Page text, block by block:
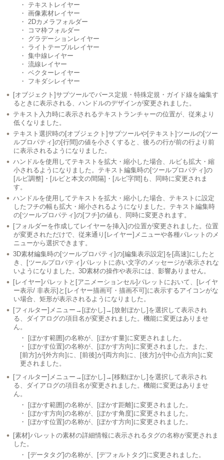
・ テキストレイヤー
・ 画像素材レイヤー
・ 2Dカメラフォルダー
・ コマ枠フォルダー
・ グラデーションレイヤー
・ ライトテーブルレイヤー
・ 集中線レイヤー
・ 流線レイヤー
・ ベクターレイヤー
・ フキダシレイヤー
[オブジェクト]サブツールでパース定規・特殊定規・ガイド線を編集す
るときに表示される、ハンドルのデザインが変更されました。
テキスト入力時に表示されるテキストランチャーの位置が、従来より
低くなりました。
テキスト選択時の[オブジェクト]サブツールや[テキスト]ツールの[ツー
ルプロパティ]の[行間]の値を小さくすると、後ろの行が前の行より前
に表示されるようになりました。
ハンドルを使用してテキストを拡大・縮小した場合、ルビも拡大・縮
小されるようになりました。テキスト編集時の[ツールプロパティ]の
[ルビ調整]・[ルビと本文の間隔]・[ルビ字間]も、同時に変更されま
す。
ハンドルを使用してテキストを拡大・縮小した場合、テキストに設定
したフチの幅も拡大・縮小されるようになりました。テキスト編集時
の[ツールプロパティ]の[フチ]の値も、同時に変更されます。
[フォルダーを作成してレイヤーを挿入]の位置が変更されました。位置
が変更されただけで、従来通り[レイヤー]メニューや各種パレットのメ
ニューから選択できます。
3D素材編集時の[ツールプロパティ]の[編集表示設定]を[高速]にしたと
き、[ツールプロパティ]パレットに赤い文字のメッセージが表示されな
いようになりました。3D素材の操作や表示には、影響ありません。
[レイヤー]パレットと[アニメーションセル]パレットにおいて、[レイヤ
ー表示/ 非表示]と[レイヤー描画可・描画不可]に表示するアイコンがな
い場合、矩形が表示されるようになりました。
[フィルター]メニュー→[ぼかし]→[放射ぼかし]を選択して表示され
る、ダイアログの項目名が変更されました。機能に変更はありませ
ん。
・ [ぼかす範囲]の名称が、[ぼかす量]に変更されました。
・ [ぼかす位置]の名称が、[ぼかす方向]に変更されました。また、
[前方]が[外方向]に、[前後]が[両方向]に、[後方]が[中心点方向]に変
更されました。
[フィルター]メニュー→[ぼかし]→[移動ぼかし]を選択して表示され
る、ダイアログの項目名が変更されました。機能に変更はありませ
ん。
・ [ぼかす範囲]の名称が、[ぼかす距離]に変更されました。
・ [ぼかす方向]の名称が、[ぼかす角度]に変更されました。
・ [ぼかす位置]の名称が、[ぼかす方向]に変更されました。
[素材]パレットの素材の詳細情報に表示されるタグの名称が変更されま
した。
・ [データタグ]の名称が、[デフォルトタグ]に変更されました。